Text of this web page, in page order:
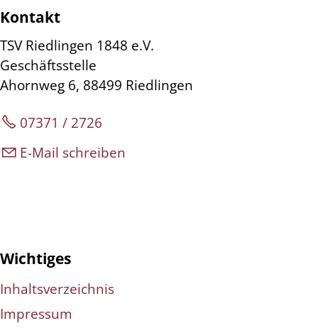
Kontakt
TSV Riedlingen 1848 e.V.
Geschäftsstelle
Ahornweg 6, 88499 Riedlingen
07371 / 2726
E-Mail schreiben
Wichtiges
Inhaltsverzeichnis
Impressum